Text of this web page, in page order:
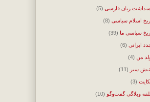
زبان فارسی (5)
اسلام سیاسی (8)
سیاسی ما (39)
ایرانی (6)
من (4)
سبز (11)
(3)
وبلاگی گفت‌وگو (10)